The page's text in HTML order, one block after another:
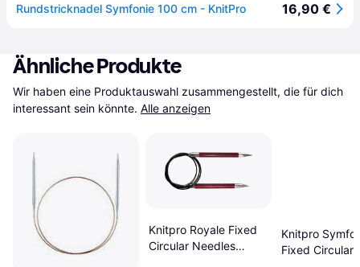
Rundstricknadel Symfonie 100 cm - KnitPro 16,90 €
Ähnliche Produkte
Wir haben eine Produktauswahl zusammengestellt, die für dich
interessant sein könnte. Alle anzeigen
Knitpro Royale Fixed
Circular Needles
Knitpro
Fixed Circular